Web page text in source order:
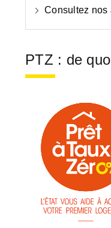
Consultez nos
PTZ : de